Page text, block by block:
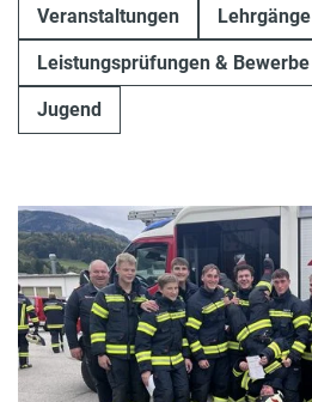
Veranstaltungen Lehrgänge
Leistungsprüfungen & Bewerbe
Jugend